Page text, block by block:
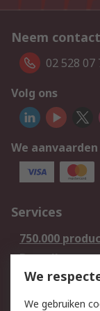
Neem
02 528 07
Volg ons
We aanvaarden
Services
750.000
Bestellen
Retouren
Track & Trace
We
We gebruiken